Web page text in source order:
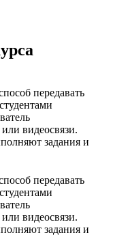
передавать
видеосвязи.
задания и
передавать
видеосвязи.
задания и